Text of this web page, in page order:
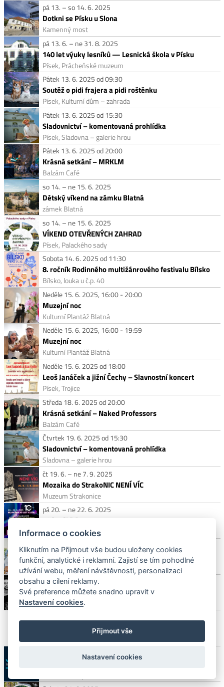
pá 13. – so 14. 6. 2025
Dotkni se Písku u Slona
Kamenný most
pá 13. 6. – ne 31. 8. 2025
140 let výuky lesníků — Lesnická škola v Písku
Písek, Prácheňské muzeum
Pátek 13. 6. 2025 od 09:30
Soutěž o pidi frajera a pidi roštěnku
Písek, Kulturní dům – zahrada
Pátek 13. 6. 2025 od 15:30
Sladovnictví – komentovaná prohlídka
Písek, Sladovna – galerie hrou
Pátek 13. 6. 2025 od 20:00
Krásná setkání – MRKLM
Balzám Café
so 14. – ne 15. 6. 2025
Dětský víkend na zámku Blatná
zámek Blatná
so 14. – ne 15. 6. 2025
VÍKEND OTEVŘENÝCH ZAHRAD
Písek, Palackého sady
Sobota 14. 6. 2025 od 11:30
8. ročník Rodinného multižánrového festivalu Bílsko
Bílsko, louka u č.p. 40
Neděle 15. 6. 2025, 16:00 - 20:00
Muzejní noc
Kulturní Plantáž Blatná
Neděle 15. 6. 2025, 16:00 - 19:59
Muzejní noc
Kulturní Plantáž Blatná
Neděle 15. 6. 2025 od 18:00
Leoš Janáček a jižní Čechy – Slavnostní koncert
Písek, Trojice
Středa 18. 6. 2025 od 20:00
Krásná setkání – Naked Professors
Balzám Café
Čtvrtek 19. 6. 2025 od 15:30
Sladovnictví – komentovaná prohlídka
Sladovna – galerie hrou
čt 19. 6. – ne 7. 9. 2025
Mozaika do StrakoNIC NENÍ VÍC
Muzeum Strakonice
pá 20. – ne 22. 6. 2025
10 let CLDA
Písek, Palackého sady
pá 20. – so 21. 6. 2025
Rumiště v Písku 2025
Letní kino v Písku
Pátek 20. 6. 2025 od 18:00
LaLábus Band: Básně, které jsem nenapsal
Písek, Městská knihovna
Palermo Smrkovice Fest
Sobota 21. 6. 2025
Informace o cookies
Kliknutím na Přijmout vše budou uloženy cookies
funkční, analytické i reklamní. Zajistí se tím pohodlné
užívání webu, měření návštěvnosti, personalizaci
obsahu a cílení reklamy.
Své preference můžete snadno upravit v
Nastavení cookies.
Přijmout vše
Nastavení cookies